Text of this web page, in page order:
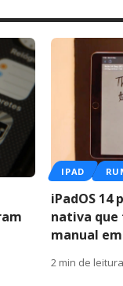
IPAD
iPadOS 14
nativa
manual
2 min de leitura